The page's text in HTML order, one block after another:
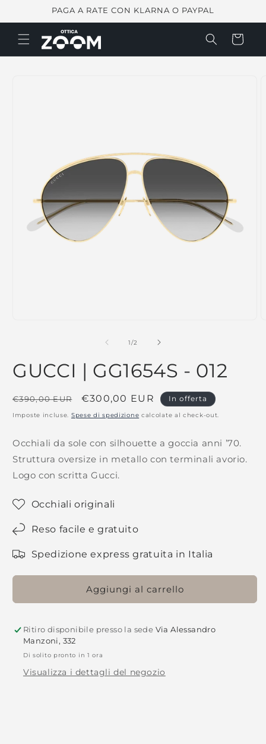
direttamente
ai contenuti
PAGA A RATE CON KLARNA O PAYPAL
Carrello
1/su
2
GUCCI | GG1654S - 012
Prezzo
di
€390,00 EUR
Prezzo
scontato
€300,00 EUR In offerta
Imposte incluse. Spese di spedizione calcolate al check-out.
Occhiali da sole con silhouette a goccia anni ’70.
Struttura oversize in metallo con terminali avorio.
Logo con scritta Gucci.
Occhiali originali
Reso facile e gratuito
Spedizione express gratuita in Italia
Aggiungi al carrello
Ritiro disponibile presso la sede Via Alessandro
Manzoni, 332
Di solito pronto in 1 ora
Visualizza i dettagli del negozio